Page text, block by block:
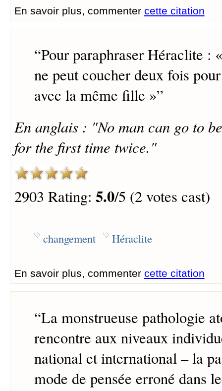
En savoir plus, commenter cette citation
“Pour paraphraser Héraclite :
ne peut coucher deux fois
avec la même fille »”
En anglais : "No man can go to
for the first time twice."
2903 Rating: 5.0/5 (2 votes cast)
changement Héraclite
En savoir plus, commenter cette citation
“La monstrueuse pathologie
rencontre aux niveaux
national et international – la
mode de pensée erroné dans